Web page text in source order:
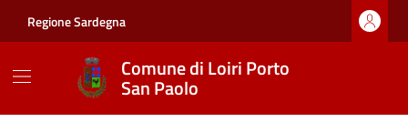
Regione Sardegna
Comune di Loiri Porto
San Paolo